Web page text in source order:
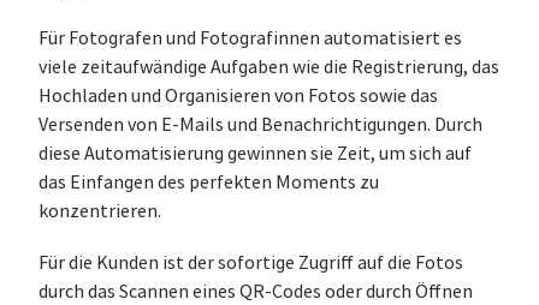
Für Fotografen und Fotografinnen automatisiert es
viele zeitaufwändige Aufgaben wie die Registrierung, das
Hochladen und Organisieren von Fotos sowie das
Versenden von E-Mails und Benachrichtigungen. Durch
diese Automatisierung gewinnen sie Zeit, um sich auf
das Einfangen des perfekten Moments zu
konzentrieren.
Für die Kunden ist der sofortige Zugriff auf die Fotos
durch das Scannen eines QR-Codes oder durch Öffnen